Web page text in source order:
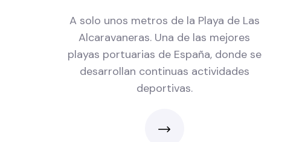
A solo unos metros de la Playa de Las
Alcaravaneras. Una de las mejores
playas portuarias de España, donde se
desarrollan continuas actividades
deportivas.